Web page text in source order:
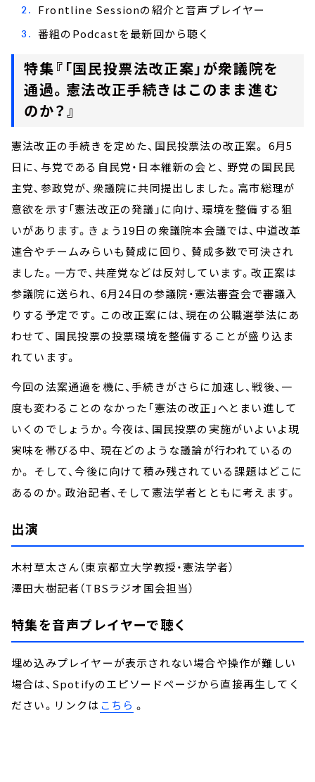
Frontline Sessionの紹介と音声プレイヤー
番組のPodcastを最新回から聴く
特集『「国民投票法改正案」が衆議院を
通過。憲法改正手続きはこのまま進む
のか？』
憲法改正の手続きを定めた、国民投票法の改正案。 6月5
日に、与党である自民党・日本維新の会と、 野党の国民民
主党、参政党が、衆議院に共同提出しました。高市総理が
意欲を示す「憲法改正の発議」に向け、環境を整備する狙
いがあります。きょう19日の衆議院本会議では、中道改革
連合やチームみらいも賛成に回り、 賛成多数で可決され
ました。一方で、共産党などは反対しています。改正案は
参議院に送られ、 6月24日の参議院・憲法審査会で審議入
りする予定です。この改正案には、現在の公職選挙法にあ
わせて、 国民投票の投票環境を整備することが盛り込ま
れています。
今回の法案通過を機に、手続きがさらに加速し、戦後、一
度も変わることのなかった「憲法の改正」へとまい進して
いくのでしょうか。今夜は、国民投票の実施がいよいよ現
実味を帯びる中、 現在どのような議論が行われているの
か。 そして、今後に向けて積み残されている課題はどこに
あるのか。政治記者、そして憲法学者とともに考えます。
出演
木村草太さん（東京都立大学教授・憲法学者）
澤田大樹記者（TBSラジオ国会担当）
特集を音声プレイヤーで聴く
埋め込みプレイヤーが表示されない場合や操作が難しい
場合は、Spotifyのエピソードページから直接再生してく
ださい。リンクは こちら 。